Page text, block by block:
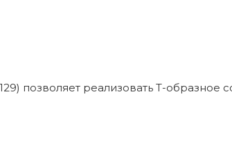
позволяет реализовать Т-образное